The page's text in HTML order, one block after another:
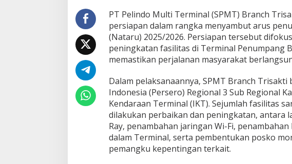
a
p
k
a
n
T
r
m
i
n
a
l
B
n
PT Pelindo Multi Terminal (SPMT) Branch
persiapan dalam rangka menyambut arus
(Nataru) 2025/2026. Persiapan tersebut
peningkatan fasilitas di Terminal Penumpang
memastikan perjalanan masyarakat
Dalam pelaksanaannya, SPMT Branch
Indonesia (Persero) Regional 3 Sub Regional
Kendaraan Terminal (IKT). Sejumlah fasilitas
dilakukan perbaikan dan peningkatan, antara
Ray, penambahan jaringan Wi-Fi,
dalam Terminal, serta pembentukan posko
pemangku kepentingan terkait.